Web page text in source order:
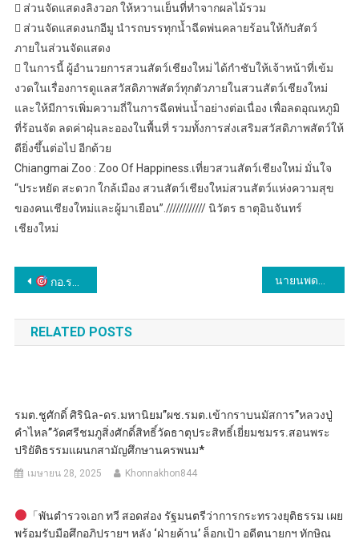
 ส่วนจัดแสดงลิงวอก ให้หวานเย็นที่ทำจากผลไม้รวม
 ส่วนจัดแสดงนกอีมู นำรถบรรทุกน้ำฉีดพ่นคลายร้อนให้กับสัตว์
ภายในส่วนจัดแสดง
 ในการนี้ ผู้อำนวยการสวนสัตว์เชียงใหม่ ได้กำชับให้เจ้าหน้าที่เข้ม
งวดในเรื่องการดูแลสวัสดิภาพสัตว์ทุกตัวภายในสวนสัตว์เชียงใหม่
และให้มีการเพิ่มความถี่ในการฉีดพ่นน้ำอย่างต่อเนื่อง เพื่อลดอุณหภูมิ
ที่ร้อนจัด ลดค่าฝุ่นละอองในพื้นที่ รวมทั้งการส่งเสริมสวัสดิภาพสัตว์ให้
ดียิ่งขึ้นต่อไป อีกด้วย
Chiangmai Zoo : Zoo Of Happiness.เที่ยวสวนสัตว์เชียงใหม่ มั่นใจ
“ประหยัด สะดวก ใกล้เมือง สวนสัตว์เชียงใหม่สวนสัตว์แห่งความสุข
ของคนเชียงใหม่และผู้มาเยือน”.//////////// นิวัตร ธาตุอินจันทร์
เชียงใหม่
แนะแนว
เรื่อง
กอ.รมน.ภาค 4 สน. รายงานเหตุคนร้ายลอบวางระเบิดและยิง จนท. ขณะ รปภ.เขตเทศบาลเมืองสุไหงโก-ลก จ.นราธิวาส เบื้องต้น
RELATED POSTS
รมต.ชูศักดิ์ ศิรินิล-ดร.มหานิยม”ผช.รมต.เข้ากราบนมัสการ”หลวงปู่
คำไหล”วัดศรีชมภูสิ่งศักดิ์สิทธิ์วัดธาตุประสิทธิ์เยี่ยมชมรร.สอนพระ
ปริยัติธรรมแผนกสามัญศึกษานครพนม*
เมษายน 28, 2025 Khonnakhon844
「พันตำรวจเอก ทวี​ สอดส่อง​ รัฐมนตรีว่าการกระทรวงยุติธรรม เผย
พร้อมรับมือศึกอภิปราย​ฯ หลัง ‘ฝ่ายค้าน’ ล็อกเป้า อดีตนายกฯ ทักษิณ​